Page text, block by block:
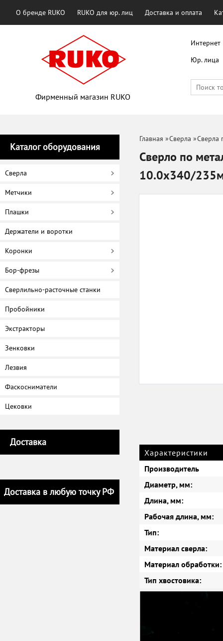
О бренде RUKO RUKO для юр. лиц Доставка и оплата
Фирменный магазин RUKO
Интернет
Юр. лица
Каталог оборудования
Сверла
Метчики
Плашки
Держатели и воротки
Коронки
Бор-фрезы
Сверлильно-расточные станки
Пробойники
Экстракторы
Зенковки
Лезвия
Фаскосниматели
Цековки
Доставка
Доставка в любую точку РФ
Главная »Сверла »Сверла
Сверло по
10.0х340/
Характеристики
Производитель
Диаметр, мм:
Длина, мм:
Рабочая длина, мм:
Тип:
Материал сверла:
Материал обработки:
Тип хвостовика: